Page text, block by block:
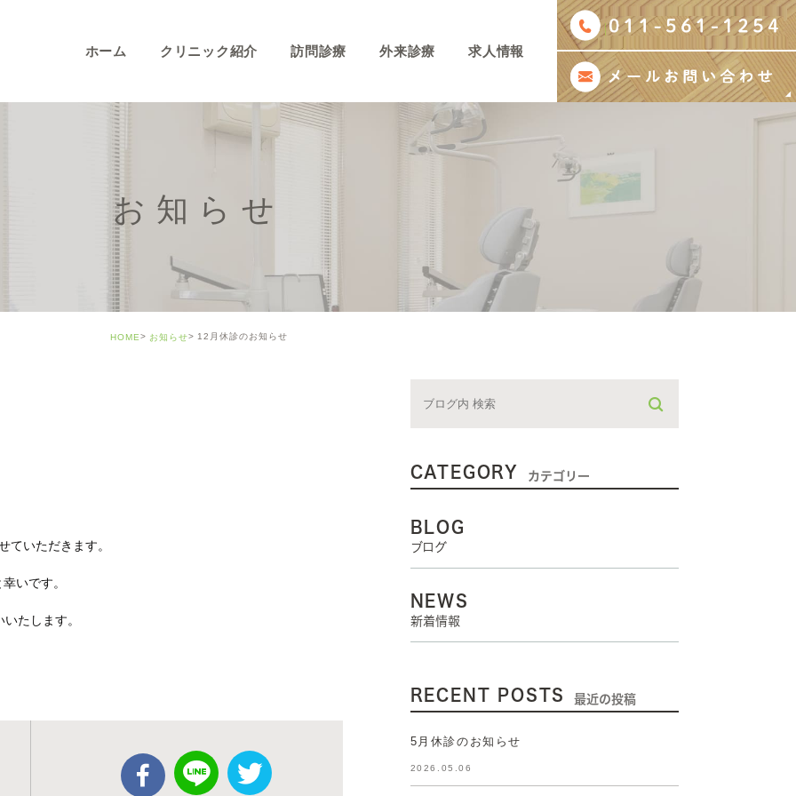
ホーム クリニック紹介 訪問診療 外来診療 求人情報
お知らせ
HOME お知らせ 12月休診のお知らせ
いただきます。
いです。
たします。
CATEGORY カテゴリー
BLOG
ブログ
NEWS
新着情報
RECENT POSTS 最近の投稿
5月休診のお知らせ
2026.05.06